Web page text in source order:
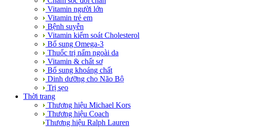
Vitamin người lớn
Vitamin trẻ em
Bệnh suyễn
Vitamin kiểm soát Cholesterol
Bổ sung Omega-3
Thuốc trị nấm ngoài da
Vitamin & chất sơ
Bổ sung khoáng chất
Dinh dưỡng cho Não Bộ
Trị sẹo
Thời trang
Thương hiệu Michael Kors
Thương hiệu Coach
Thương hiệu Ralph Lauren